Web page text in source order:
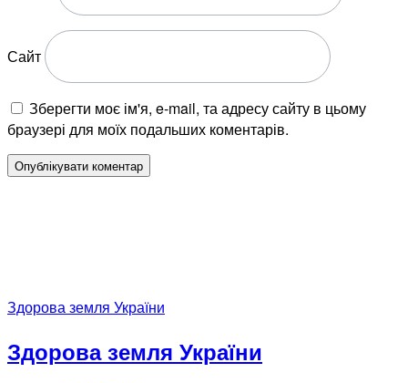
Сайт
Зберегти моє ім'я, e-mail, та адресу сайту в цьому
браузері для моїх подальших коментарів.
Здорова земля України
Здорова земля України